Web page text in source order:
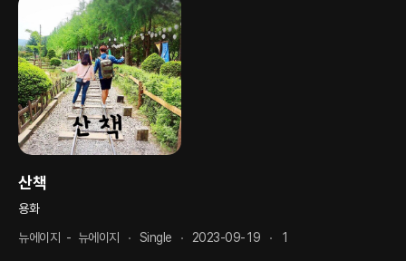
산책
용화
뉴에이지
- 뉴에이지 Single 2023-09-19 1